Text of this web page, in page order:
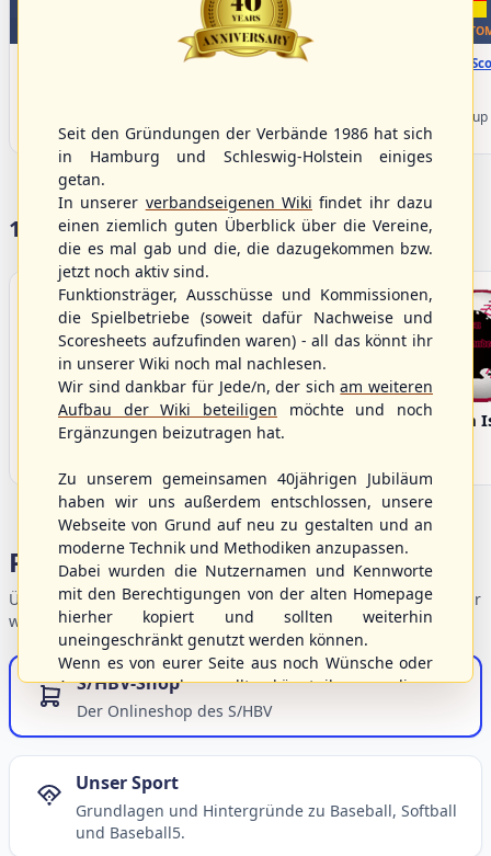
TOP 4
Box-Score
WBSC Europe
16:00 Uhr Box-
Championship B Pool 2026 - Group
Germany
17 Vereine im S/HBV
Bargenstedt
Beavers
Elmshorn Alligators Fehmarn
Portalbereiche
Übersicht der Verbandsbereiche – wählen Sie einen Einstieg für
weiterführende Informationen.
S/HBV-Shop
Der Onlineshop des S/HBV
Unser Sport
Grundlagen und Hintergründe zu Baseball, Softball
und Baseball5.
Seit den Gründungen der Verbände 1986 hat sich
in Hamburg und Schleswig-Holstein einiges
getan.
In unserer verbandseigenen Wiki findet ihr dazu
einen ziemlich guten Überblick über die Vereine,
die es mal gab und die, die dazugekommen bzw.
jetzt noch aktiv sind.
Funktionsträger, Ausschüsse und Kommissionen,
die Spielbetriebe (soweit dafür Nachweise und
Scoresheets aufzufinden waren) - all das könnt ihr
in unserer Wiki noch mal nachlesen.
Wir sind dankbar für Jede/n, der sicham weiteren
Aufbau der Wiki beteiligen möchte und noch
Ergänzungen beizutragen hat.
Zu unserem gemeinsamen 40jährigen Jubiläum
haben wir uns außerdem entschlossen, unsere
Webseite von Grund auf neu zu gestalten und an
moderne Technik und Methodiken anzupassen.
Dabei wurden die Nutzernamen und Kennworte
mit den Berechtigungen von der alten Homepage
hierher kopiert und sollten weiterhin
uneingeschränkt genutzt werden können.
Wenn es von eurer Seite aus noch Wünsche oder
Anregungen geben sollte, könnt ihr uns diese
gerne an die Verbandsadresse
schicken.